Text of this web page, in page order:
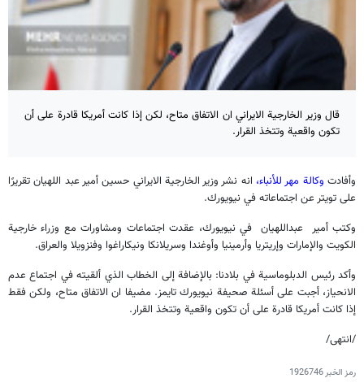
قال وزير الخارجية الايراني ان الاتفاق متاح، لكن إذا كانت أمريكا قادرة على أن
تكون واقعية وتتخذ القرار.
وأفادت وكالة مهر للأنباء، انه نشر وزير الخارجية الايراني حسين أمير عبد اللهيان تقريرًا
على تويتر عن اجتماعاته في نيويورك.
وكتب أمير عبداللهيان في نيويورك، عقدت اجتماعات ومشاورات مع وزراء خارجية
الكويت والإمارات وإريتريا وأرمينيا وأوغندا وسريلانكا ونيكاراغوا وفنزويلا والعراق.
وأكد رئيس الدبلوماسية في بلادنا: بالإضافة إلى الخطاب الذي ألقيته في اجتماع عدم
الانحياز، أجبت على أسئلة صحيفة نيويورك تايمز. مضيفا ان الاتفاق متاح، ولكن فقط
إذا كانت أمريكا قادرة على أن تكون واقعية وتتخذ القرار.
/انتهى/
رمز الخبر1926746